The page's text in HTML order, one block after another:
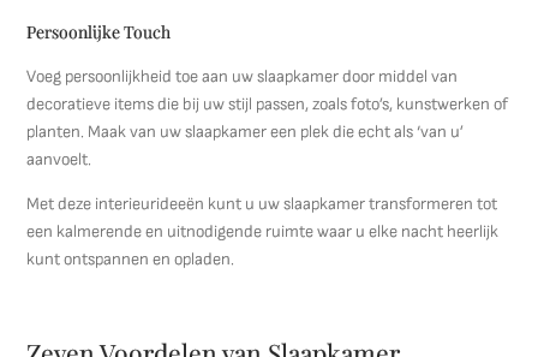
Persoonlijke Touch
Voeg persoonlijkheid toe aan uw slaapkamer door middel van
decoratieve items die bij uw stijl passen, zoals foto’s, kunstwerken of
planten. Maak van uw slaapkamer een plek die echt als ‘van u’
aanvoelt.
Met deze interieurideeën kunt u uw slaapkamer transformeren tot
een kalmerende en uitnodigende ruimte waar u elke nacht heerlijk
kunt ontspannen en opladen.